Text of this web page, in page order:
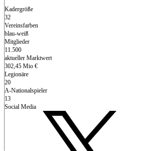
Kadergröße
32
Vereinsfarben
blau-weiß
Mitglieder
11.500
aktueller Marktwert
302,45 Mio €
Legionäre
20
A-Nationalspieler
13
Social Media